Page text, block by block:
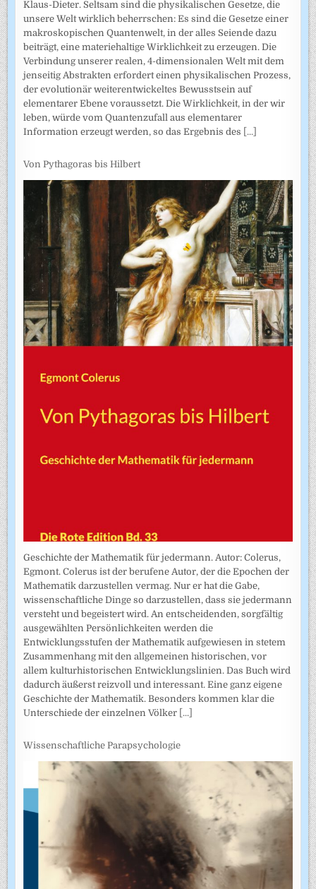
Klaus-Dieter. Seltsam sind die physikalischen Gesetze, die
unsere Welt wirklich beherrschen: Es sind die Gesetze einer
makroskopischen Quantenwelt, in der alles Seiende dazu
beiträgt, eine materiehaltige Wirklichkeit zu erzeugen. Die
Verbindung unserer realen, 4-dimensionalen Welt mit dem
jenseitig Abstrakten erfordert einen physikalischen Prozess,
der evolutionär weiterentwickeltes Bewusstsein auf
elementarer Ebene voraussetzt. Die Wirklichkeit, in der wir
leben, würde vom Quantenzufall aus elementarer
Information erzeugt werden, so das Ergebnis des [...]
Von Pythagoras bis Hilbert
Geschichte der Mathematik für jedermann. Autor: Colerus,
Egmont. Colerus ist der berufene Autor, der die Epochen der
Mathematik darzustellen vermag. Nur er hat die Gabe,
wissenschaftliche Dinge so darzustellen, dass sie jedermann
versteht und begeistert wird. An entscheidenden, sorgfältig
ausgewählten Persönlichkeiten werden die
Entwicklungsstufen der Mathematik aufgewiesen in stetem
Zusammenhang mit den allgemeinen historischen, vor
allem kulturhistorischen Entwicklungslinien. Das Buch wird
dadurch äußerst reizvoll und interessant. Eine ganz eigene
Geschichte der Mathematik. Besonders kommen klar die
Unterschiede der einzelnen Völker [...]
Wissenschaftliche Parapsychologie